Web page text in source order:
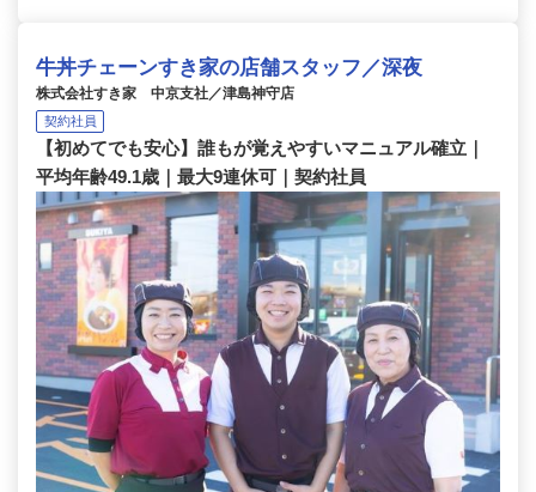
牛丼チェーンすき家の店舗スタッフ／深夜
株式会社すき家 中京支社／津島神守店
契約社員
【初めてでも安心】誰もが覚えやすいマニュアル確立｜
平均年齢49.1歳｜最大9連休可｜契約社員